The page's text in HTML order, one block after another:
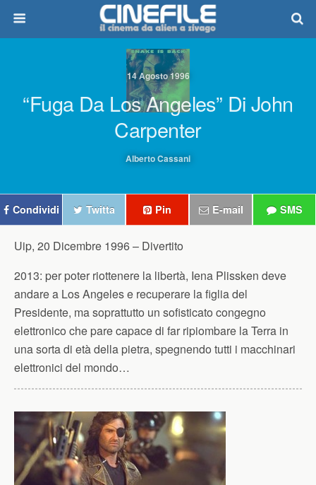
14 Agosto 1996
“Fuga Da Los Angeles” Di John
Carpenter
Alberto Cassani
Condividi Twitta Pin E-mail SMS
Uip, 20 Dicembre 1996 – Divertito
2013: per poter riottenere la libertà, Iena Plissken deve
andare a Los Angeles e recuperare la figlia del
Presidente, ma soprattutto un sofisticato congegno
elettronico che pare capace di far ripiombare la Terra in
una sorta di età della pietra, spegnendo tutti i macchinari
elettronici del mondo…